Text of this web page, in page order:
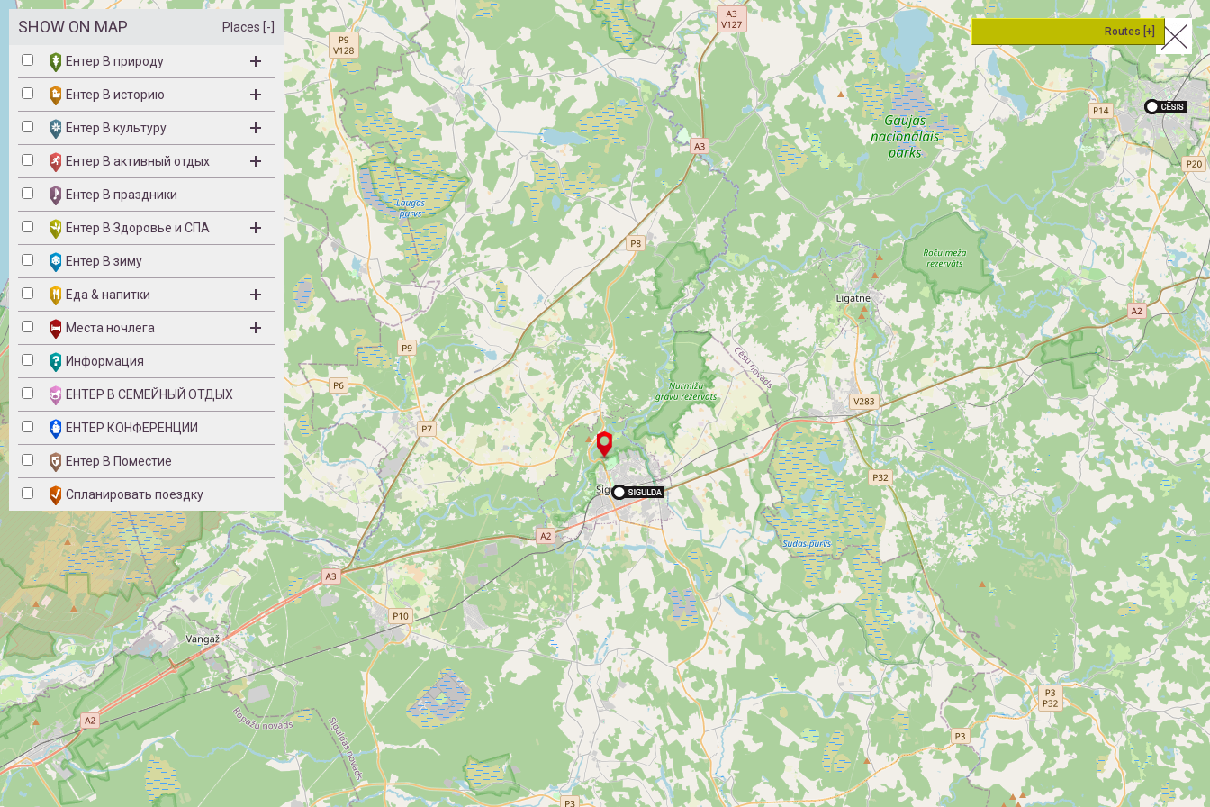
SHOW ON MAP Places [-]
Ентер B природу
Ентер B историю
Ентер B культуру
Ентер B активный отдых
Ентер B праздники
Ентер B Здоровье и СПА
Ентер B зиму
Eда & напитки
Места ночлега
Информация
ЕНТЕР B СЕМЕЙНЫЙ ОТДЫХ
ЕНТЕР КОНФЕРЕНЦИИ
Ентер В Поместие
Спланировать поездку
Routes [+]